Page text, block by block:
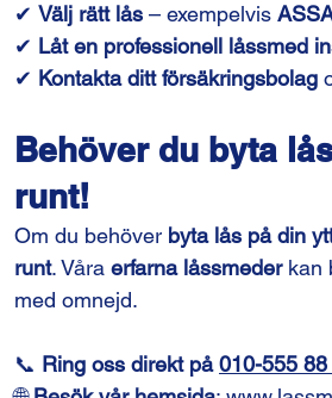
✔ Välj rätt lås – exempelvis
✔ Låt en professionell låssmed
✔ Kontakta ditt försäkringsbolag
Behöver du byta
runt!
Om du behöver byta lås på din
runt. Våra erfarna låssmeder kan
med omnejd.
📞 Ring oss direkt på 010-555 88